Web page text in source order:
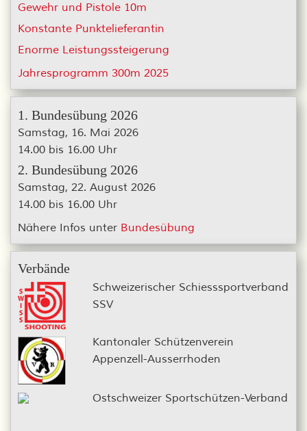
Gewehr und Pistole 10m
Konstante Punktelieferantin
Enorme Leistungssteigerung
Jahresprogramm 300m 2025
1. Bundesübung 2026
Samstag, 16. Mai 2026
14.00 bis 16.00 Uhr
2. Bundesübung 2026
Samstag, 22. August 2026
14.00 bis 16.00 Uhr
Nähere Infos unter Bundesübung
Verbände
Schweizerischer Schiesssportverband
SSV
Kantonaler Schützenverein
Appenzell-Ausserrhoden
Ostschweizer Sportschützen-Verband